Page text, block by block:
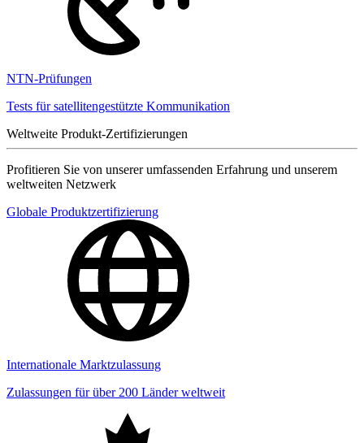
NTN-Prüfungen
Tests für satellitengestützte Kommunikation
Weltweite Produkt-Zertifizierungen
Profitieren Sie von unserer umfassenden Erfahrung und unserem
weltweiten Netzwerk
Globale Produktzertifizierung
Internationale Marktzulassung
Zulassungen für über 200 Länder weltweit